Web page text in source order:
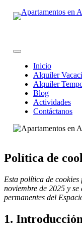
Inicio
Alquiler
Alquiler
Blog
Actividades
Contáctanos
Política de
Esta política de
noviembre de 2025 y
permanentes del
1. Introducción